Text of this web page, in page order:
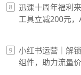
8
迅课十周年福利
工具立减200元
9
小红书运营｜解
组件，助力流量